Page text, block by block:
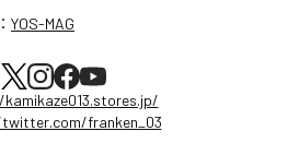
YOS-MAG
franken_03